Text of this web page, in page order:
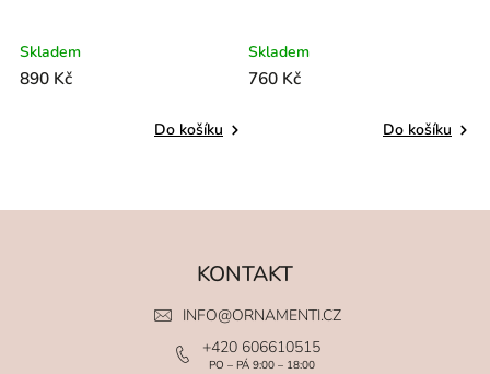
Skladem
890 Kč
Do košíku
Skladem
760 Kč
Do košíku
KONTAKT
INFO@ORNAMENTI.CZ
+420 606610515
PO – PÁ 9:00 – 18:00